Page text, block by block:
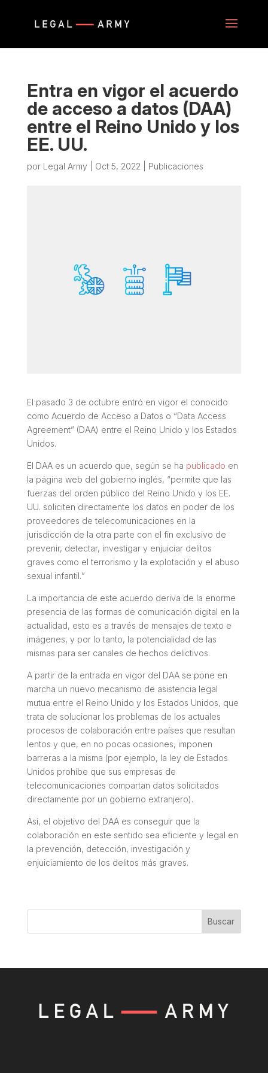
Entra en vigor el acuerdo
de acceso a datos (DAA)
entre el Reino Unido y los
EE. UU.
por Legal Army Oct 5, 2022 Publicaciones
El pasado 3 de octubre entró en vigor el conocido
como Acuerdo de Acceso a Datos o “Data Access
Agreement” (DAA) entre el Reino Unido y los Estados
Unidos.
El DAA es un acuerdo que, según se ha publicado en
la página web del gobierno inglés, “permite que las
fuerzas del orden público del Reino Unido y los EE.
UU. soliciten directamente los datos en poder de los
proveedores de telecomunicaciones en la
jurisdicción de la otra parte con el fin exclusivo de
prevenir, detectar, investigar y enjuiciar delitos
graves como el terrorismo y la explotación y el abuso
sexual infantil.”
La importancia de este acuerdo deriva de la enorme
presencia de las formas de comunicación digital en la
actualidad, esto es a través de mensajes de texto e
imágenes, y por lo tanto, la potencialidad de las
mismas para ser canales de hechos delictivos.
A partir de la entrada en vigor del DAA se pone en
marcha un nuevo mecanismo de asistencia legal
mutua entre el Reino Unido y los Estados Unidos, que
trata de solucionar los problemas de los actuales
procesos de colaboración entre países que resultan
lentos y que, en no pocas ocasiones, imponen
barreras a la misma (por ejemplo, la ley de Estados
Unidos prohíbe que sus empresas de
telecomunicaciones compartan datos solicitados
directamente por un gobierno extranjero).
Así, el objetivo del DAA es conseguir que la
colaboración en este sentido sea eficiente y legal en
la prevención, detección, investigación y
enjuiciamiento de los delitos más graves.
Buscar